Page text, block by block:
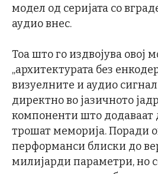
модел од серијата со
аудио внес.
Тоа што го издвојува овој
„архитектурата без
визуелните и аудио
директно во јазичното
компоненти што
трошат меморија. Поради
перформанси блиски до
милијарди параметри, но